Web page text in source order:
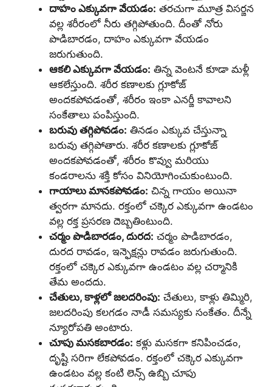
దాహం ఎక్కువగా వేయడం: తరచుగా మూత్ర విసర్జన
వల్ల శరీరంలో నీరు తగ్గిపోతుంది. దీంతో నోరు
పొడిబారడం, దాహం ఎక్కువగా వేయడం
జరుగుతుంది.
ఆకలి ఎక్కువగా వేయడం: తిన్న వెంటనే కూడా మళ్లీ
ఆకలేస్తుంది. శరీర కణాలకు గ్లూకోజ్
అందకపోవడంతో, శరీరం ఇంకా ఎనర్జీ కావాలని
సంకేతాలు పంపిస్తుంది.
బరువు తగ్గిపోవడం: తినడం ఎక్కువ చేస్తున్నా
బరువు తగ్గిపోతారు. శరీర కణాలకు గ్లూకోజ్
అందకపోవడంతో, శరీరం కొవ్వు మరియు
కండరాలను శక్తి కోసం వినియోగించుకుంటుంది.
గాయాలు మానకపోవడం: చిన్న గాయం అయినా
త్వరగా మానదు. రక్తంలో చక్కెర ఎక్కువగా ఉండటం
వల్ల రక్త ప్రసరణ దెబ్బతింటుంది.
చర్మం పొడిబారడం, దురద: చర్మం పొడిబారడం,
దురద రావడం, ఇన్ఫెక్షన్లు రావడం జరుగుతుంది.
రక్తంలో చక్కెర ఎక్కువగా ఉండటం వల్ల చర్మానికి
తేమ అందదు.
చేతులు, కాళ్లలో జలదరింపు: చేతులు, కాళ్లు తిమ్మిరి,
జలదరింపు కలగడం నాడీ సమస్యకు సంకేతం. దీన్నే
న్యూరోపతి అంటారు.
చూపు మసకబారడం: కళ్లు మసకగా కనిపించడం,
దృష్టి సరిగా లేకపోవడం. రక్తంలో చక్కెర ఎక్కువగా
ఉండటం వల్ల కంటి లెన్స్ ఉబ్బి చూపు